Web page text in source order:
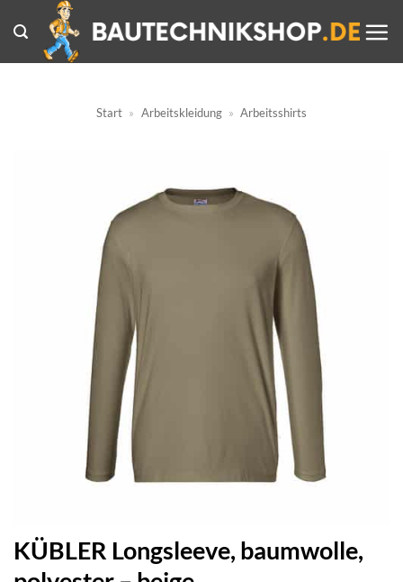
Inhalt
springen
Start » Arbeitskleidung » Arbeitsshirts
KÜBLER Longsleeve, baumwolle,